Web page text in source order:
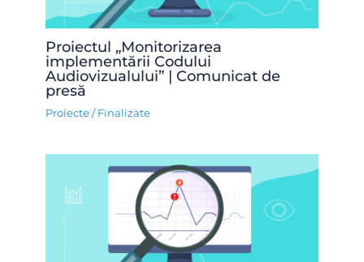
Proiectul „Monitorizarea
implementării Codului
Audiovizualului” | Comunicat de
presă
Proiecte / Finalizate